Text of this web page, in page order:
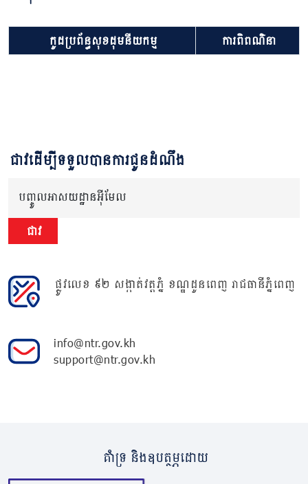
កូដប្រព័ន្ធសុខដុមនីយកម្ម ការពិពណ៌នា
ជាវដើម្បីទទួលបានការជូនដំណឹង
បញ្ចូលអាសយដ្ឋានអ៊ីមែល
ជាវ
ផ្លូវលេខ ៩២ សង្កាត់វត្តភ្នំ ខណ្ឌដូនពេញ រាជធានីភ្នំពេញ
info@ntr.gov.kh
support@ntr.gov.kh
គាំទ្រ និងឧបត្ថម្ភដោយ